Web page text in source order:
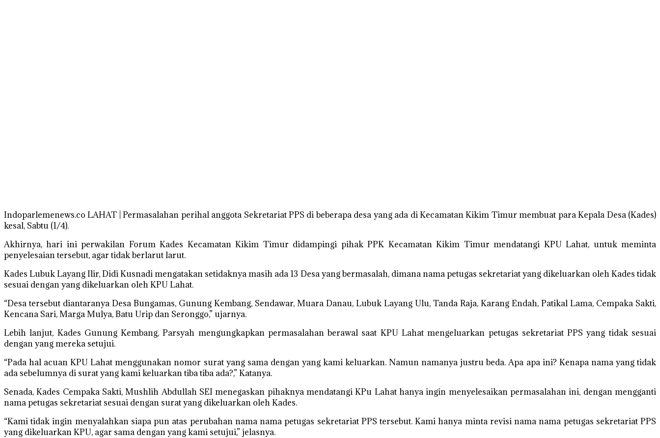
Indoparlemenews.co LAHAT | Permasalahan perihal anggota Sekretariat PPS di beberapa desa yang ada di Kecamatan Kikim Timur membuat para Kepala Desa (Kades)
kesal, Sabtu (1/4).
Akhirnya, hari ini perwakilan Forum Kades Kecamatan Kikim Timur didampingi pihak PPK Kecamatan Kikim Timur mendatangi KPU Lahat, untuk meminta
penyelesaian tersebut, agar tidak berlarut larut.
Kades Lubuk Layang Ilir, Didi Kusnadi mengatakan setidaknya masih ada 13 Desa yang bermasalah, dimana nama petugas sekretariat yang dikeluarkan oleh Kades tidak
sesuai dengan yang dikeluarkan oleh KPU Lahat.
“Desa tersebut diantaranya Desa Bungamas, Gunung Kembang, Sendawar, Muara Danau, Lubuk Layang Ulu, Tanda Raja, Karang Endah, Patikal Lama, Cempaka Sakti,
Kencana Sari, Marga Mulya, Batu Urip dan Seronggo,” ujarnya.
Lebih lanjut, Kades Gunung Kembang, Parsyah mengungkapkan permasalahan berawal saat KPU Lahat mengeluarkan petugas sekretariat PPS yang tidak sesuai
dengan yang mereka setujui.
“Pada hal acuan KPU Lahat menggunakan nomor surat yang sama dengan yang kami keluarkan. Namun namanya justru beda. Apa apa ini? Kenapa nama yang tidak
ada sebelumnya di surat yang kami keluarkan tiba tiba ada?,” Katanya.
Senada, Kades Cempaka Sakti, Mushlih Abdullah SEI menegaskan pihaknya mendatangi KPu Lahat hanya ingin menyelesaikan permasalahan ini, dengan mengganti
nama petugas sekretariat sesuai dengan surat yang dikeluarkan oleh Kades.
“Kami tidak ingin menyalahkan siapa pun atas perubahan nama nama petugas sekretariat PPS tersebut. Kami hanya minta revisi nama nama petugas sekretariat PPS
yang dikeluarkan KPU, agar sama dengan yang kami setujui,” jelasnya.